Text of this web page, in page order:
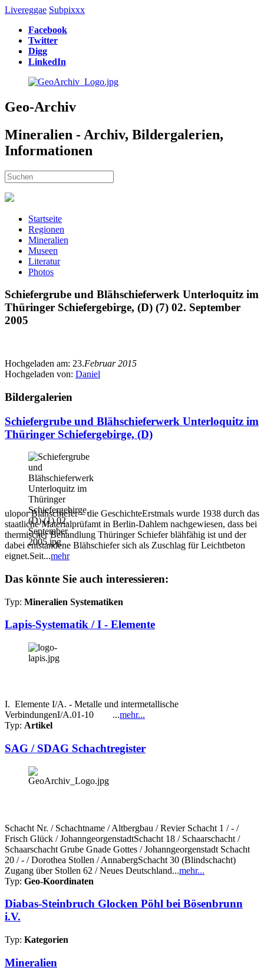
Livereggae Subpixxx
Facebook
Twitter
Digg
LinkedIn
Geo-Archiv
Mineralien - Archiv, Bildergalerien,
Informationen
Startseite
Regionen
Mineralien
Museen
Literatur
Photos
Schiefergrube und Blähschieferwerk Unterloquitz im
Thüringer Schiefergebirge, (D) (7) 02. September
2005
Hochgeladen am: 23.Februar 2015
Hochgeladen von: Daniel
Bildergalerien
Schiefergrube und Blähschieferwerk Unterloquitz im
Thüringer Schiefergebirge, (D)
ulopor Blähschiefer – die GeschichteErstmals wurde 1938 durch das
staatliche Materialprüfamt in Berlin-Dahlem nachgewiesen, dass bei
thermischer Behandlung Thüringer Schiefer blähfähig ist und der
dabei entstandene Blähschiefer sich als Zuschlag für Leichtbeton
eignet.Seit...mehr
Das könnte Sie auch interessieren:
Typ: Mineralien Systematiken
Lapis-Systematik / I - Elemente
I. Elemente I/A. - Metalle und intermetallische
VerbindungenI/A.01-10 ...mehr...
Typ: Artikel
SAG / SDAG Schachtregister
Schacht Nr. / Schachtname / Altbergbau / Revier Schacht 1 / - /
Frisch Glück / JohanngeorgenstadtSchacht 18 / Schaarschacht /
Schaarschacht Grube Gnade Gottes / Johanngeorgenstadt Schacht
20 / - / Dorothea Stollen / AnnabergSchacht 30 (Blindschacht)
Zugang über Stollen 62 / Neues Deutschland...mehr...
Typ: Geo-Koordinaten
Diabas-Steinbruch Glocken Pöhl bei Bösenbrunn
i.V.
Typ: Kategorien
Mineralien